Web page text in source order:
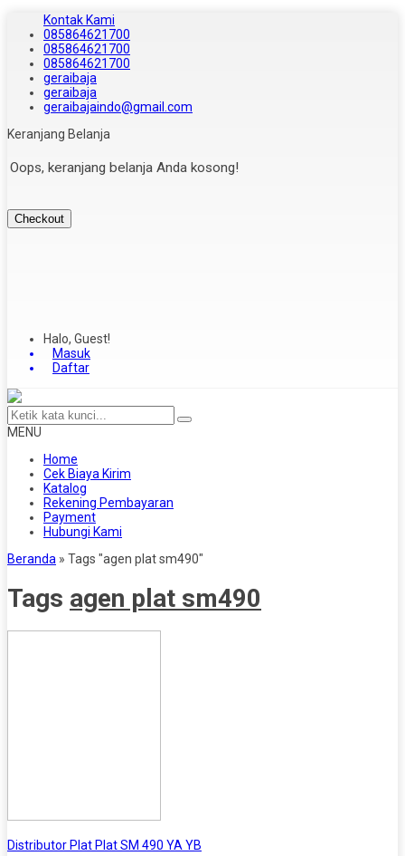
Kontak Kami
085864621700
085864621700
085864621700
geraibaja
geraibaja
geraibajaindo@gmail.com
Keranjang Belanja
Oops, keranjang belanja Anda kosong!
Checkout
Halo, Guest!
Masuk
Daftar
MENU
Home
Cek Biaya Kirim
Katalog
Rekening Pembayaran
Payment
Hubungi Kami
Beranda » Tags "agen plat sm490"
Tags agen plat sm490
Distributor Plat Plat SM 490 YA YB